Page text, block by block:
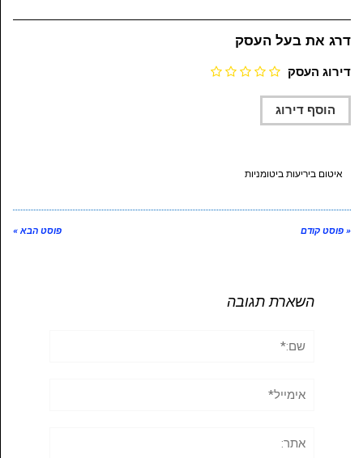
דרג את בעל העסק
דירוג העסק
איטום ביריעות ביטומניות
« פוסט קודם פוסט הבא »
השארת תגובה